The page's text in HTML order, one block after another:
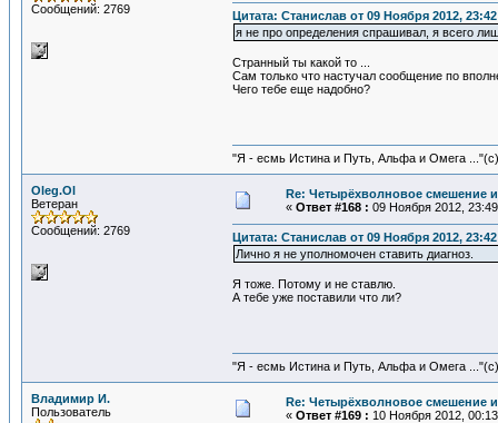
Сообщений: 2769
Цитата: Станислав от 09 Ноября 2012,
я не про определения спрашивал, я всего
Странный ты какой то ...
Сам только что настучал сообщение по
Чего тебе еще надобно?
"Я - есмь Истина и Путь, Альфа и Омега ..."(с)
Oleg.Ol
Ветеран
Сообщений: 2769
Re: Четырёхволновое смешение и
« Ответ #168 : 09 Ноября 2012,
Цитата: Станислав от 09 Ноября 2012,
Лично я не уполномочен ставить диагноз.
Я тоже. Потому и не ставлю.
А тебе уже поставили что ли?
"Я - есмь Истина и Путь, Альфа и Омега ..."(с)
Владимир И.
Пользователь
Re: Четырёхволновое смешение и
« Ответ #169 : 10 Ноября 2012,